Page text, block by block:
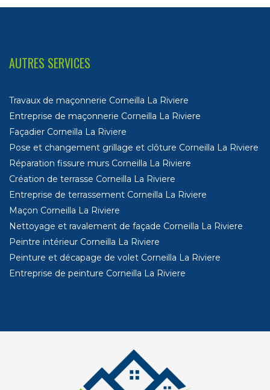
AUTRES SERVICES
Travaux de maçonnerie Corneilla La Riviere
Entreprise de maçonnerie Corneilla La Riviere
Façadier Corneilla La Riviere
Pose et changement grillage et clôture Corneilla La Riviere
Réparation fissure murs Corneilla La Riviere
Création de terrasse Corneilla La Riviere
Entreprise de terrassement Corneilla La Riviere
Maçon Corneilla La Riviere
Nettoyage et ravalement de façade Corneilla La Riviere
Peintre intérieur Corneilla La Riviere
Peinture et décapage de volet Corneilla La Riviere
Entreprise de peinture Corneilla La Riviere